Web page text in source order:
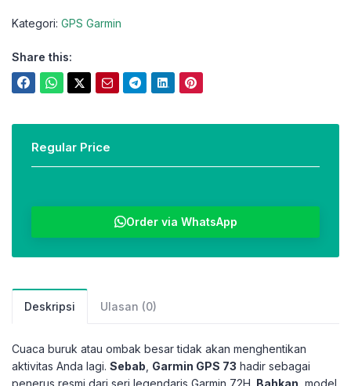
Kategori: GPS Garmin
Share this:
Regular Price
Order via WhatsApp
Deskripsi Ulasan (0)
Cuaca buruk atau ombak besar tidak akan menghentikan
aktivitas Anda lagi. Sebab Garmin GPS 73 hadir sebagai
penerus resmi dari seri legendaris Garmin 72H. Bahkan , model